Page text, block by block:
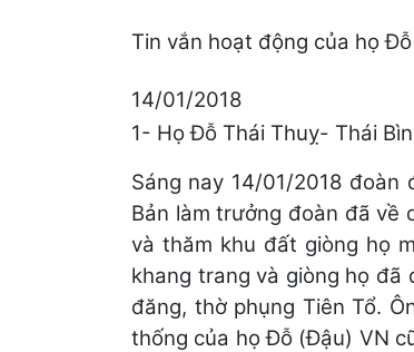
Tin vắn hoạt động của họ
14/01/2018
1- Họ Đỗ Thái Thuỵ- Thái
Sáng nay 14/01/2018 đoàn
Bản làm trưởng đoàn đã về
và thăm khu đất giòng họ
khang trang và giòng họ đã
đăng, thờ phụng Tiên Tổ.
thống của họ Đỗ (Đậu) VN